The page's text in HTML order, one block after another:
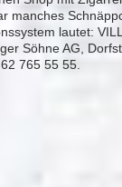
manches
lautet:
Söhne AG,
765 55 55.